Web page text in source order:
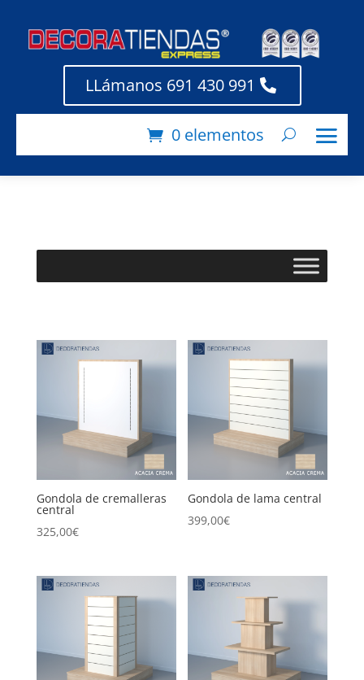
LLámanos 691 430 991
0 elementos
MOBILIARIO
PRINCIPAL
Gondola de cremalleras
central
325,00€
Gondola de lama central
399,00€